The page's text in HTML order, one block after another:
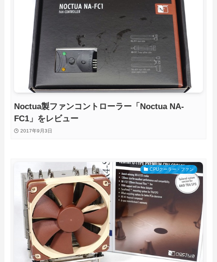
Noctua製ファンコントローラー「Noctua NA-
FC1」をレビュー
2017年9月3日
CPUクーラー・ファン